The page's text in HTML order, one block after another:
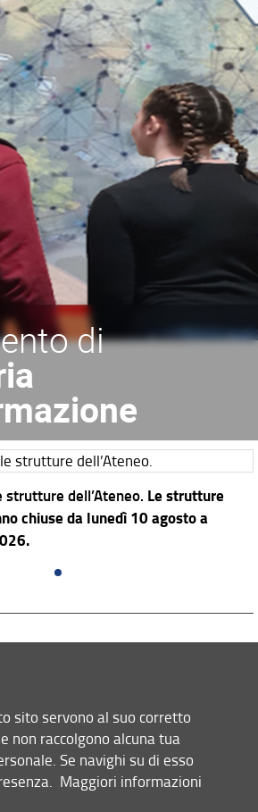
di
dell’Ateneo. Le strutture
chiuse da lunedì 10 agosto a
sito servono al suo corretto
non raccolgono alcuna tua
Se navighi su di esso
Maggiori informazioni